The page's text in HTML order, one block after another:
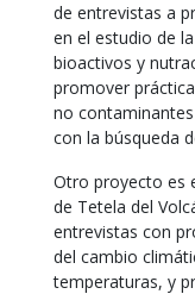
de entrevistas a
en el estudio de
bioactivos y
promover
no
con la búsqueda
Otro proyecto es
de Tetela del
entrevistas con
del cambio
temperaturas, y